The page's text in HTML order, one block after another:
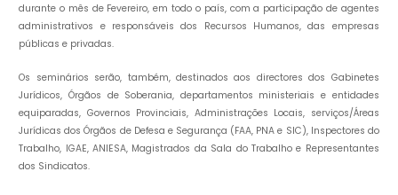
durante o mês de Fevereiro, em todo o país, com a participação de agentes
administrativos e responsáveis dos Recursos Humanos, das empresas
públicas e privadas.
Os seminários serão, também, destinados aos directores dos Gabinetes
Jurídicos, Órgãos de Soberania, departamentos ministeriais e entidades
equiparadas, Governos Provinciais, Administrações Locais, serviços/Áreas
Jurídicas dos Órgãos de Defesa e Segurança (FAA, PNA e SIC), Inspectores do
Trabalho, IGAE, ANIESA, Magistrados da Sala do Trabalho e Representantes
dos Sindicatos.